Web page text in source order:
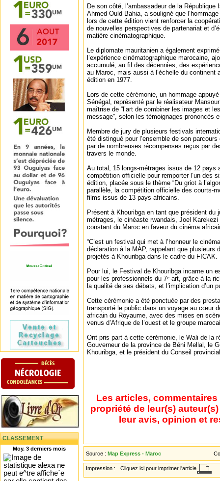
CLASSEMENT
Moy. 3 derniers mois
De son côté, l’ambassadeur de la République
Ahmed Ould Bahia, a souligné que
lors de cette édition vient renforcer la
de nouvelles perspectives de partenariat et
matière cinématographique.
Le diplomate mauritanien a également
l’expérience cinématographique marocaine,
accumulé, au fil des décennies, des
au Maroc, mais aussi à l’échelle du continent
édition en 1977.
Lors de cette cérémonie, un hommage
Sénégal, représenté par le réalisateur
maîtrise de “l’art de combiner les images et
message”, selon les témoignages prononcés
Membre de jury de plusieurs festivals
été distingué pour l’ensemble de son
par de nombreuses récompenses reçus par
travers le monde.
Au total, 15 longs-métrages issus de 12 pays
compétition officielle pour remporter l’un des
édition, placée sous le thème “Du griot à
parallèle, la compétition officielle des courts-
films issus de 13 pays africains.
Présent à Khouribga en tant que président du
métrages, le cinéaste rwandais, Joel Karekezi
constant du Maroc en faveur du cinéma
“C’est un festival qui met à l’honneur le
déclaration à la MAP, rappelant que plusieurs
projetés à Khouribga dans le cadre du FICAK.
Pour lui, le Festival de Khouribga incarne un
pour les professionnels du 7ᵉ art, grâce à la
la qualité de ses débats, et l’implication d’un
Cette cérémonie a été ponctuée par des
transporté le public dans un voyage au cœur
africain du Royaume, avec des mises en
venus d’Afrique de l’ouest et le groupe
Ont pris part à cette cérémonie, le Wali de la
Gouverneur de la province de Béni Mellal, le
Khouribga, et le président du Conseil
Les articles,
propriété de leur(s)
leur avis, opinion et
Source : Map Express - Maroc
Impression : Cliquez ici pour imprimer l'article